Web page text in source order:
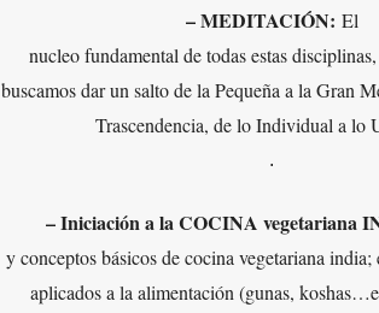
– MEDITACIÓN: El
nucleo fundamental de todas estas
buscamos dar un salto de la Pequeña a la Gran
Trascendencia, de lo Individual a lo
.
– Iniciación a la COCINA vegetariana
y conceptos básicos de cocina vegetariana
aplicados a la alimentación (gunas,